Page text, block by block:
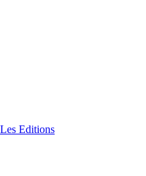
Les Editions